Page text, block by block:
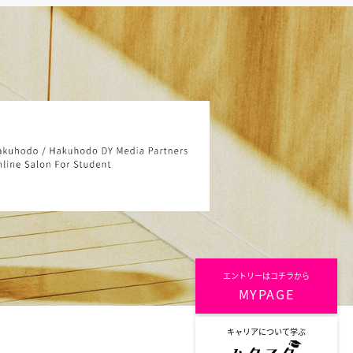
エントリーはコチラから
MYPAGE
キャリアについて学ぶ